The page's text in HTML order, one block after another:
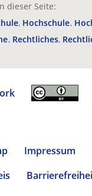
dieser Seite:
Hochschule
Rechtliches
Impressum